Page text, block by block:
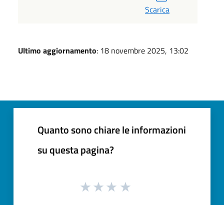
Scarica
Ultimo aggiornamento: 18 novembre 2025, 13:02
Quanto sono chiare le informazioni
su questa pagina?